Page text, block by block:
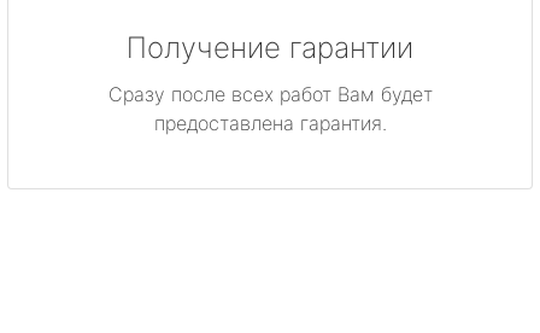
Получение гарантии
Сразу после всех работ Вам будет
предоставлена гарантия.